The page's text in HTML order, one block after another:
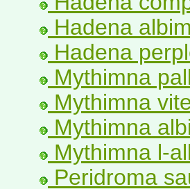
Hadena
Hadena
Mythimna
Mythimna
Mythimna
Mythimna l-
Peridroma